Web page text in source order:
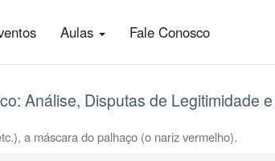
Aulas Fale Conosco
Análise, Disputas de Legitimidade
a máscara do palhaço (o nariz vermelho).